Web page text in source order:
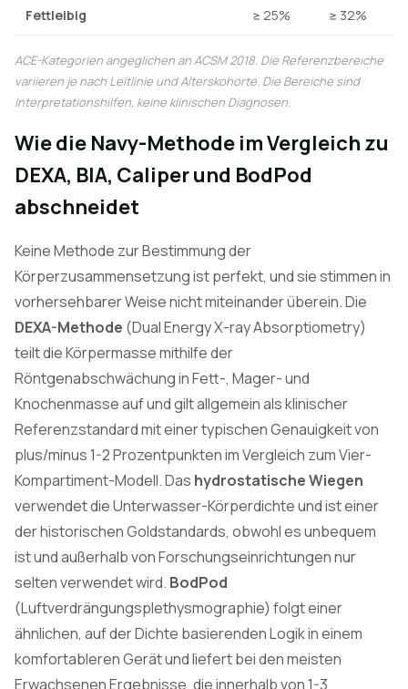
Fettleibig ≥ 25% ≥ 32%
ACE-Kategorien angeglichen an ACSM 2018. Die Referenzbereiche
variieren je nach Leitlinie und Alterskohorte. Die Bereiche sind
Interpretationshilfen, keine klinischen Diagnosen.
Wie die Navy-Methode im Vergleich zu
DEXA, BIA, Caliper und BodPod
abschneidet
Keine Methode zur Bestimmung der
Körperzusammensetzung ist perfekt, und sie stimmen in
vorhersehbarer Weise nicht miteinander überein. Die
DEXA-Methode (Dual Energy X-ray Absorptiometry)
teilt die Körpermasse mithilfe der
Röntgenabschwächung in Fett-, Mager- und
Knochenmasse auf und gilt allgemein als klinischer
Referenzstandard mit einer typischen Genauigkeit von
plus/minus 1-2 Prozentpunkten im Vergleich zum Vier-
Kompartiment-Modell. Das hydrostatische Wiegen
verwendet die Unterwasser-Körperdichte und ist einer
der historischen Goldstandards, obwohl es unbequem
ist und außerhalb von Forschungseinrichtungen nur
selten verwendet wird. BodPod
(Luftverdrängungsplethysmographie) folgt einer
ähnlichen, auf der Dichte basierenden Logik in einem
komfortableren Gerät und liefert bei den meisten
Erwachsenen Ergebnisse, die innerhalb von 1-3